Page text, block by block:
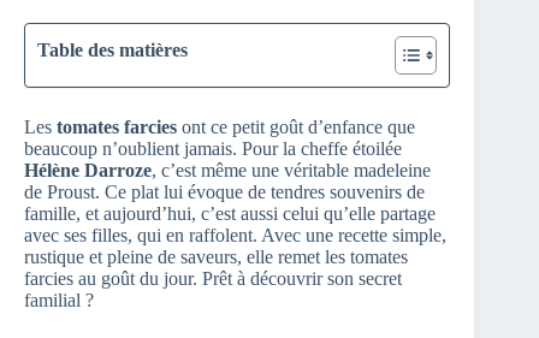
Table des matières
Les tomates farcies ont ce petit goût d’enfance que
beaucoup n’oublient jamais. Pour la cheffe étoilée
Hélène Darroze, c’est même une véritable madeleine
de Proust. Ce plat lui évoque de tendres souvenirs de
famille, et aujourd’hui, c’est aussi celui qu’elle partage
avec ses filles, qui en raffolent. Avec une recette simple,
rustique et pleine de saveurs, elle remet les tomates
farcies au goût du jour. Prêt à découvrir son secret
familial ?